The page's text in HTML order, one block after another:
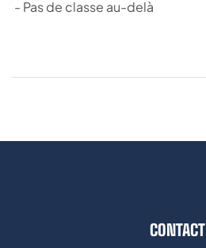
- Pas de classe au-delà
CONTACT